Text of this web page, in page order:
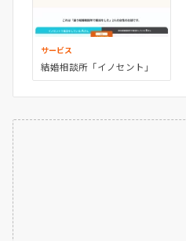
サービス
結婚相談所「イノセント」